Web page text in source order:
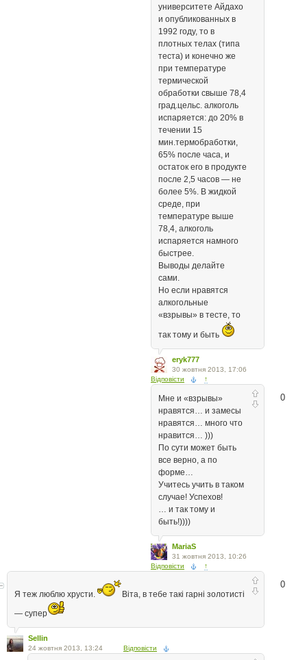
университете Айдахо
и опубликованных в
1992 году, то в
плотных телах (типа
теста) и конечно же
при температуре
термической
обработки свыше 78,4
град.цельс. алкоголь
испаряется: до 20% в
течении 15
мин.термобработки,
65% после часа, и
остаток его в продукте
после 2,5 часов — не
более 5%. В жидкой
среде, при
температуре выше
78,4, алкоголь
испаряется намного
быстрее.
Выводы делайте
сами.
Но если нравятся
алкогольные
«взрывы» в тесте, то
так тому и быть
eryk777
30 жовтня 2013, 17:06
Відповісти
↑
0
Мне и «взрывы»
нравятся… и замесы
нравятся… много что
нравится… )))
По сути может быть
все верно, а по
форме…
Учитесь учить в таком
случае! Успехов!
… и так тому и
быть!))))
MariaS
31 жовтня 2013, 10:26
Відповісти
↑
0
Я теж люблю хрусти.
Віта, в тебе такі гарні золотисті
— супер
Sellin
24 жовтня 2013, 13:24 Відповісти